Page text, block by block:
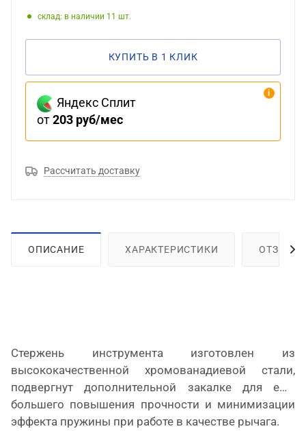
Склад: в наличии 11
КУПИТЬ В 1 КЛИК
Яндекс Сплит
от203 руб/мес
Рассчитать доставку
ОПИСАНИЕ ХАРАКТЕРИСТИКИ ОТЗЫВЫ
Стержень инструмента изготовлен из
высококачественной хромованадиевой стали,
подвергнут дополнительной закалке для ещё
большего повышения прочности и минимизации
эффекта пружины при работе в качестве рычага.